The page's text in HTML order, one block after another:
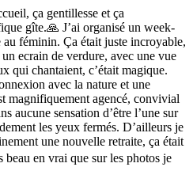
ça gentillesse et ça
gîte.🙏 J’ai organisé un week-
féminin. Ça était juste incroyable,
ecrain de verdure, avec une vue
qui chantaient, c’était magique.
avec la nature et une
agencé, convivial
aucune sensation d’être l’une sur
les yeux fermés. D’ailleurs je
une nouvelle retraite, ça était
en vrai que sur les photos je